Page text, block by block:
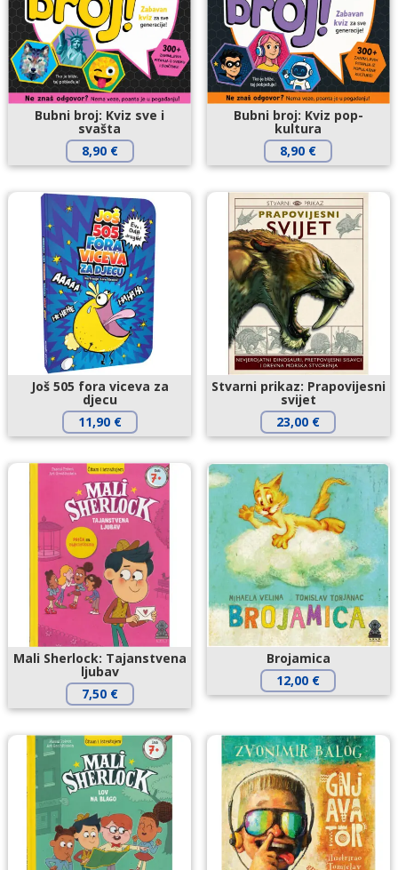
Bubni broj: Kviz sve i
svašta
8,90 €
Bubni broj: Kviz pop-
kultura
8,90 €
Još 505 fora viceva za
djecu
11,90 €
Stvarni prikaz: Prapovijesni
svijet
23,00 €
Mali Sherlock: Tajanstvena
ljubav
7,50 €
Brojamica
12,00 €